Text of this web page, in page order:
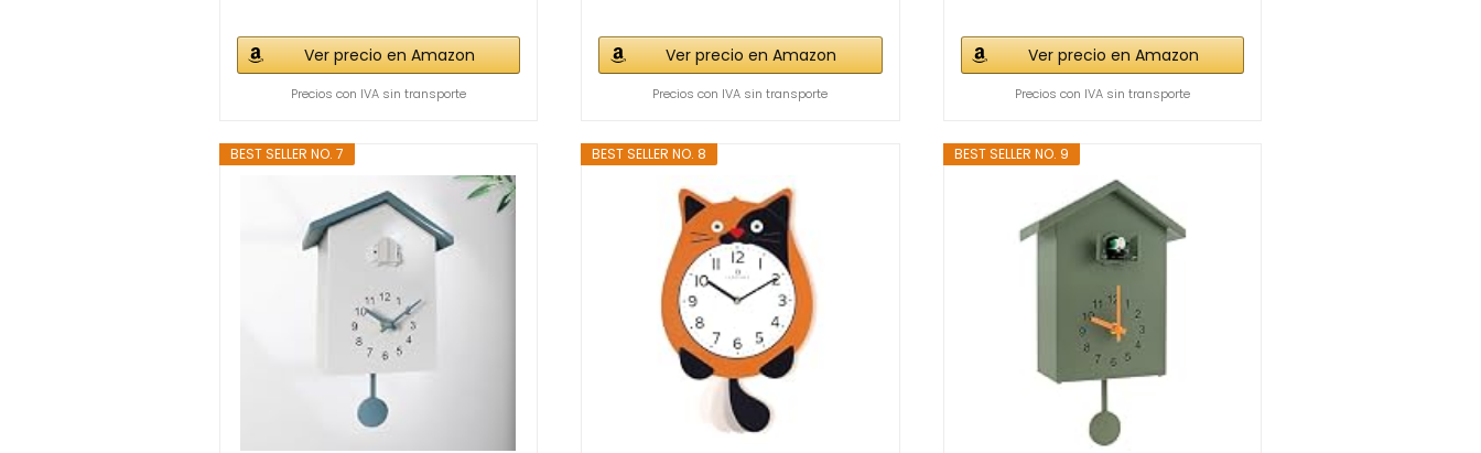
Ver precio en Amazon
Precios con IVA sin transporte
Ver precio en Amazon
Precios con IVA sin transporte
Ver precio en Amazon
Precios con IVA sin transporte
BEST SELLER NO. 7 BEST SELLER NO. 8 BEST SELLER NO. 9